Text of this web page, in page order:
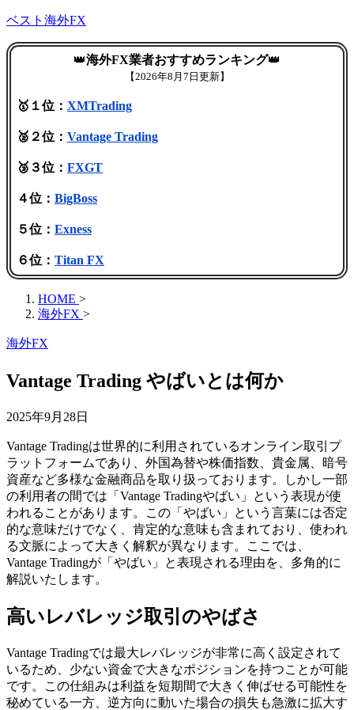
ベスト海外FX
👑海外FX業者おすすめランキング👑
【2026年8月7日更新】
🥇１位： XMTrading
🥈２位： Vantage Trading
🥉３位： FXGT
４位： BigBoss
５位： Exness
６位： Titan FX
HOME >
海外FX >
海外FX
Vantage Trading やばいとは何か
2025年9月28日
Vantage Tradingは世界的に利用されているオンライン取引プ
ラットフォームであり、外国為替や株価指数、貴金属、暗号
資産など多様な金融商品を取り扱っております。しかし一部
の利用者の間では「Vantage Tradingやばい」という表現が使
われることがあります。この「やばい」という言葉には否定
的な意味だけでなく、肯定的な意味も含まれており、使われ
る文脈によって大きく解釈が異なります。ここでは、
Vantage Tradingが「やばい」と表現される理由を、多角的に
解説いたします。
高いレバレッジ取引のやばさ
Vantage Tradingでは最大レバレッジが非常に高く設定されて
いるため、少ない資金で大きなポジションを持つことが可能
です。この仕組みは利益を短期間で大きく伸ばせる可能性を
秘めている一方、逆方向に動いた場合の損失も急激に拡大す